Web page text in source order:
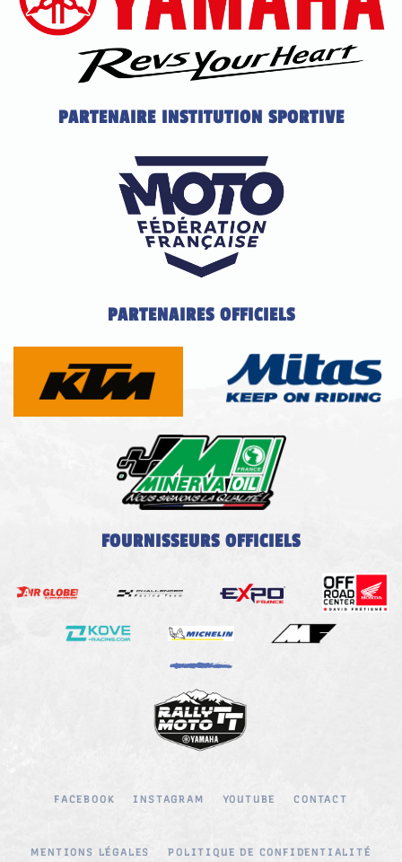
PARTENAIRE INSTITUTION SPORTIVE
PARTENAIRES OFFICIELS
FOURNISSEURS OFFICIELS
FACEBOOK INSTAGRAM YOUTUBE CONTACT
MENTIONS LÉGALES POLITIQUE DE CONFIDENTIALITÉ